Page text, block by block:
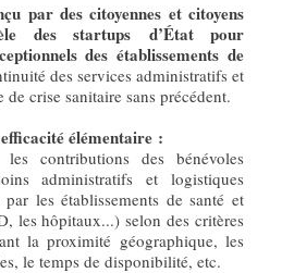
des startups d’État pour
des établissements de
des services administratifs et
crise sanitaire sans précédent.
élémentaire :
contributions des bénévoles
administratifs et logistiques
les établissements de santé et
les hôpitaux...) selon des critères
la proximité géographique, les
le temps de disponibilité, etc.